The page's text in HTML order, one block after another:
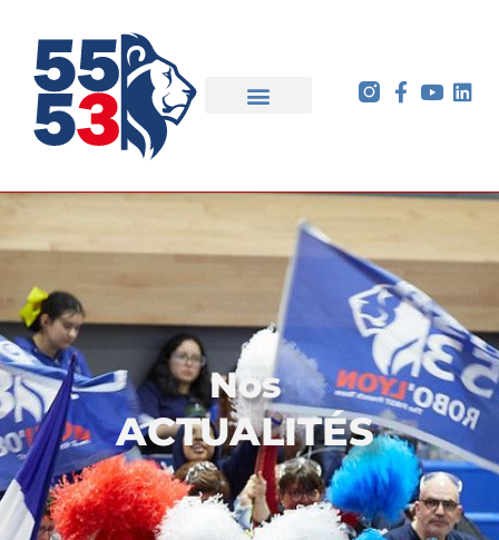
Nos
ACTUALITÉS